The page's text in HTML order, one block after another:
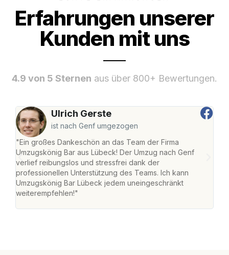
Erfahrungen unserer
Kunden mit uns
4.9 von 5 Sternen aus über 800+ Bewertungen.
Ulrich Gerste
ist nach Genf umgezogen
"Ein großes Dankeschön an das Team der Firma
Umzugskönig Bar aus Lübeck! Der Umzug nach Genf
verlief reibungslos und stressfrei dank der
professionellen Unterstützung des Teams. Ich kann
Umzugskönig Bar Lübeck jedem uneingeschränkt
weiterempfehlen!"